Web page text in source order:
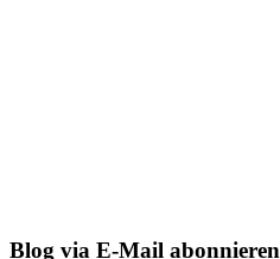
Blog via E-Mail abonnieren